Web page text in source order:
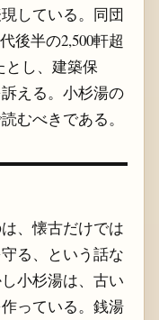
している。同団
後半の2,500軒超
とし、建築保
える。小杉湯の
むべきである。
、懐古だけでは
る、という話な
小杉湯は、古い
っている。銭湯